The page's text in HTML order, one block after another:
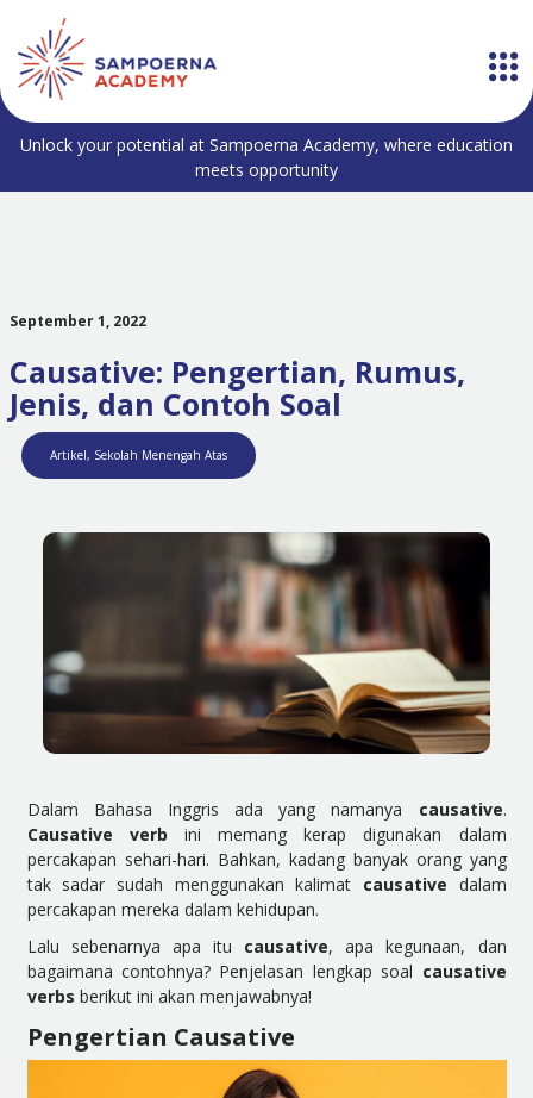
Unlock your potential at Sampoerna Academy, where education
meets opportunity
September 1, 2022
Causative: Pengertian, Rumus,
Jenis, dan Contoh Soal
Artikel, Sekolah Menengah Atas
Dalam Bahasa Inggris ada yang namanya causative.
Causative verb ini memang kerap digunakan dalam
percakapan sehari-hari. Bahkan, kadang banyak orang yang
tak sadar sudah menggunakan kalimat causative dalam
percakapan mereka dalam kehidupan.
Lalu sebenarnya apa itu causative, apa kegunaan, dan
bagaimana contohnya? Penjelasan lengkap soal causative
verbs berikut ini akan menjawabnya!
Pengertian Causative